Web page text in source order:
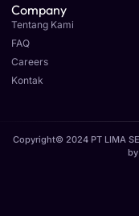
Company
Tentang Kami
FAQ
Careers
Kontak
Copyright© 2024 PT LIMA
by